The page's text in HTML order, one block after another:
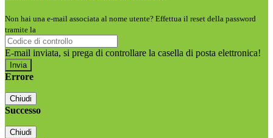
Non hai una e-mail associata al nome utente? Effettua il reset della password
tramite la
E-mail inviata, si prega di controllare la casella di posta elettronica!
Errore
Chiudi
Successo
Chiudi